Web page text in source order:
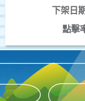
下架日
點擊